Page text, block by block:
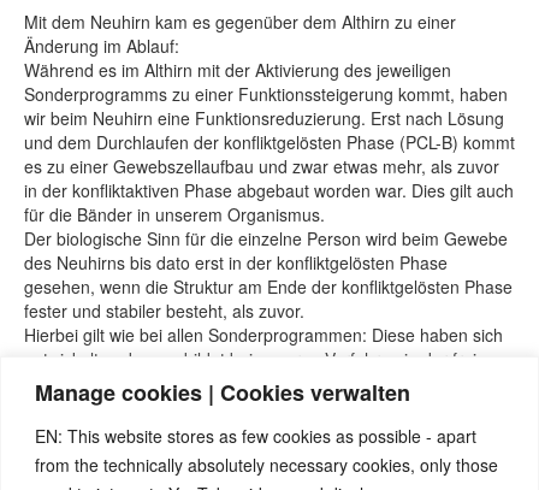
Manage cookies | Cookies verwalten
EN: This website stores as few cookies as possible - apart
from the technically absolutely necessary cookies, only those
Mit dem Neuhirn kam es gegenüber dem Althirn zu einer
Änderung im Ablauf:
Während es im Althirn mit der Aktivierung des jeweiligen
Sonderprogramms zu einer Funktionssteigerung kommt, haben
wir beim Neuhirn eine Funktionsreduzierung. Erst nach Lösung
und dem Durchlaufen der konfliktgelösten Phase (PCL-B) kommt
es zu einer Gewebszellaufbau und zwar etwas mehr, als zuvor
in der konfliktaktiven Phase abgebaut worden war. Dies gilt auch
für die Bänder in unserem Organismus.
Der biologische Sinn für die einzelne Person wird beim Gewebe
des Neuhirns bis dato erst in der konfliktgelösten Phase
gesehen, wenn die Struktur am Ende der konfliktgelösten Phase
fester und stabiler besteht, als zuvor.
Hierbei gilt wie bei allen Sonderprogrammen: Diese haben sich
entwickelt und ausgebildet bei unseren Vorfahren in der freien
Natur hin zum Überleben. Sie waren für kurze Zeiträume
gedacht, wie es in der freien Natur auch heute noch zu
beobachten ist. Erst der Mensch kann daraus lange
Geschichten mit entsprechenden Veränderungen am Organteil
machen.